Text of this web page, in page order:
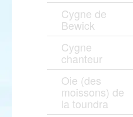
Cygne de
Bewick
Cygne
chanteur
Oie (des
moissons) de
la toundra